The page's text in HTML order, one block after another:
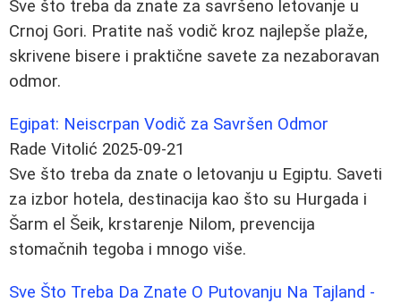
Sve što treba da znate za savršeno letovanje u
Crnoj Gori. Pratite naš vodič kroz najlepše plaže,
skrivene bisere i praktične savete za nezaboravan
odmor.
Egipat: Neiscrpan Vodič za Savršen Odmor
Rade Vitolić 2025-09-21
Sve što treba da znate o letovanju u Egiptu. Saveti
za izbor hotela, destinacija kao što su Hurgada i
Šarm el Šeik, krstarenje Nilom, prevencija
stomačnih tegoba i mnogo više.
Sve Što Treba Da Znate O Putovanju Na Tajland -